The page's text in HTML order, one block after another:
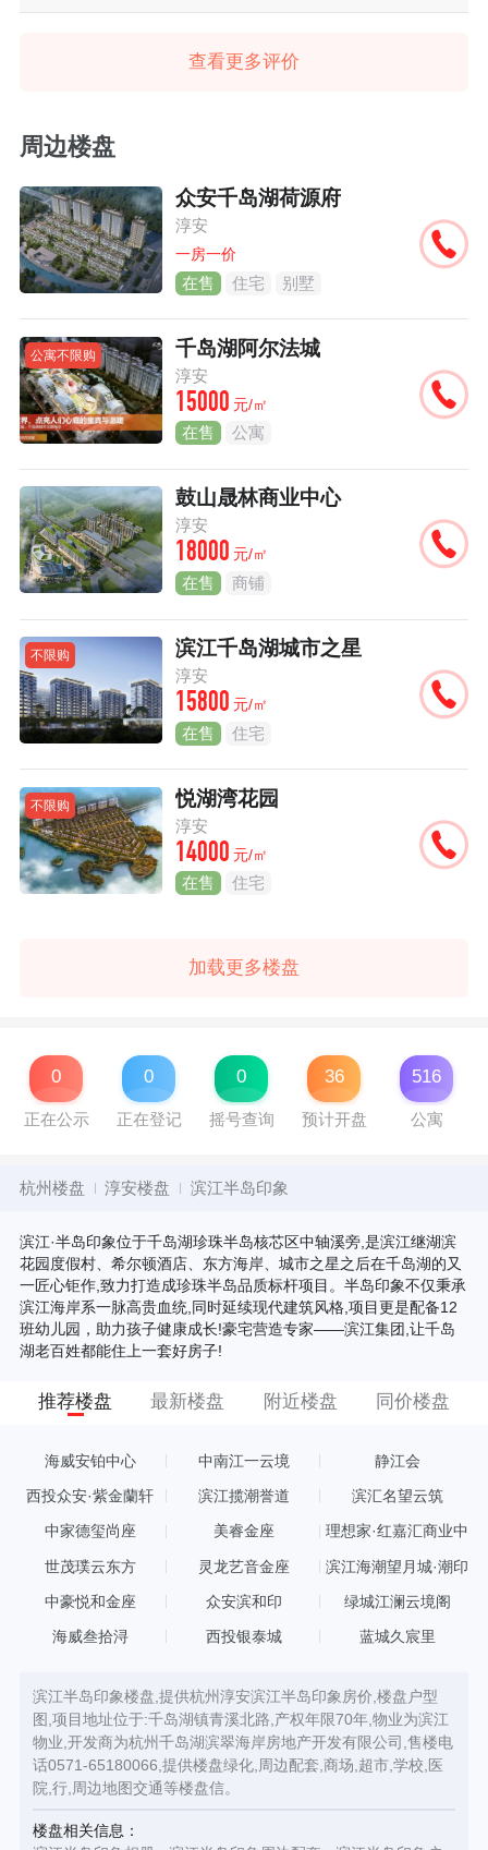
查看更多评价
周边楼盘
众安千岛湖荷源府
淳安
一房一价
在售 住宅 别墅
公寓不限购 千岛湖阿尔法城
淳安
15000 元/㎡
在售 公寓
鼓山晟林商业中心
淳安
18000 元/㎡
在售 商铺
不限购 滨江千岛湖城市之星
淳安
15800 元/㎡
在售 住宅
不限购 悦湖湾花园
淳安
14000 元/㎡
在售 住宅
加载更多楼盘
0
正在公示
0
正在登记
0
摇号查询
36
预计开盘
516
公寓
杭州楼盘 淳安楼盘 滨江半岛印象
滨江·半岛印象位于千岛湖珍珠半岛核芯区中轴溪旁,是滨江继湖滨
花园度假村、希尔顿酒店、东方海岸、城市之星之后在千岛湖的又
一匠心钜作,致力打造成珍珠半岛品质标杆项目。半岛印象不仅秉承
滨江海岸系一脉高贵血统,同时延续现代建筑风格,项目更是配备12
班幼儿园，助力孩子健康成长!豪宅营造专家——滨江集团,让千岛
湖老百姓都能住上一套好房子!
推荐楼盘 最新楼盘 附近楼盘 同价楼盘
海威安铂中心 中南江一云境 静江会
西投众安·紫金蘭轩 滨江揽潮誉道 滨汇名望云筑
中家德玺尚座 美睿金座
理想家·红嘉汇商业中
世茂璞云东方 灵龙艺音金座 滨江海潮望月城·潮印
中豪悦和金座 众安滨和印 绿城江澜云境阁
海威叁拾浔 西投银泰城 蓝城久宸里
滨江半岛印象楼盘,提供杭州淳安滨江半岛印象房价,楼盘户型
图,项目地址位于:千岛湖镇青溪北路,产权年限70年,物业为滨江
物业,开发商为杭州千岛湖滨翠海岸房地产开发有限公司,售楼电
话0571-65180066,提供楼盘绿化,周边配套,商场,超市,学校,医
院,行,周边地图交通等楼盘信。
楼盘相关信息：